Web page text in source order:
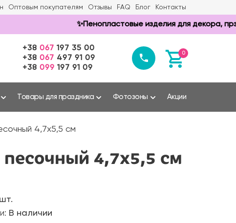
Оптовым покупателям Отзывы FAQ Блог Контакты
✨Пенопластовые изделия для декора,
+38 067 197 35 00
+38 067 497 91 09
+38 099 197 91 09
0
Товары для праздника Фотозоны Акции
4,7х5,5 см
4,7х5,5 см
шт.
В наличии